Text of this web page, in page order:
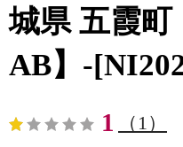
城県 五霞町
AB】-
1 （1）